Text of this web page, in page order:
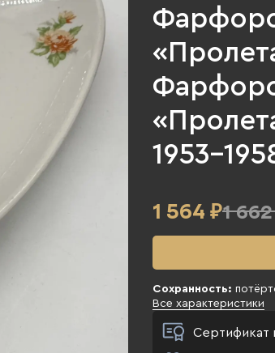
1953-
1 564 ₽1 662
Сохранность:
Все характеристики
Сертификат